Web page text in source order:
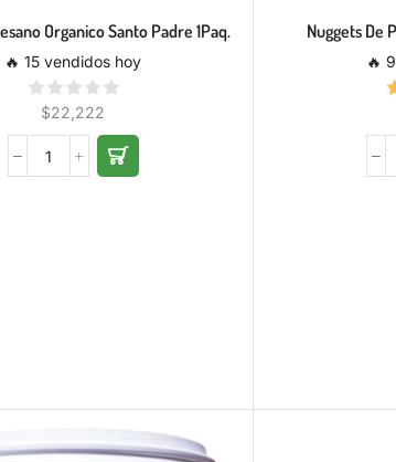
Organico Santo Padre 1Paq.
🔥 15 vendidos hoy
$22,222
Nuggets De
🔥